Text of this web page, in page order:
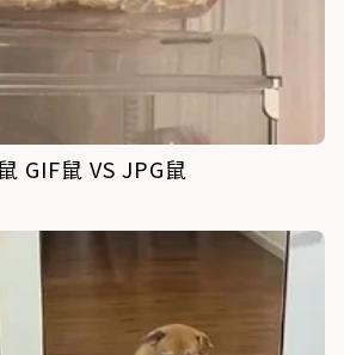
GIF鼠 VS JPG鼠